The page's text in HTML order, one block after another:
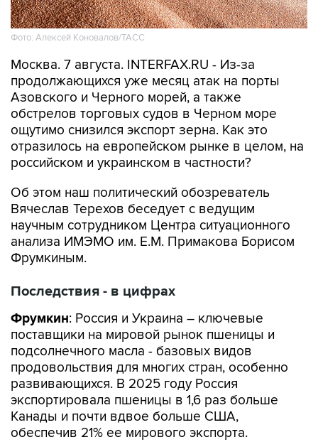
Фото: Алексей Коновалов/ТАСС
Москва. 7 августа. INTERFAX.RU - Из-за
продолжающихся уже месяц атак на порты
Азовского и Черного морей, а также
обстрелов торговых судов в Черном море
ощутимо снизился экспорт зерна. Как это
отразилось на европейском рынке в целом, на
российском и украинском в частности?
Об этом наш политический обозреватель
Вячеслав Терехов беседует с ведущим
научным сотрудником Центра ситуационного
анализа ИМЭМО им. Е.М. Примакова Борисом
Фрумкиным.
Последствия - в цифрах
Фрумкин: Россия и Украина – ключевые
поставщики на мировой рынок пшеницы и
подсолнечного масла - базовых видов
продовольствия для многих стран, особенно
развивающихся. В 2025 году Россия
экспортировала пшеницы в 1,6 раз больше
Канады и почти вдвое больше США,
обеспечив 21% ее мирового экспорта.